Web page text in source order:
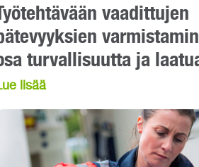
vaadittujen
turvallisuutta ja
lisää